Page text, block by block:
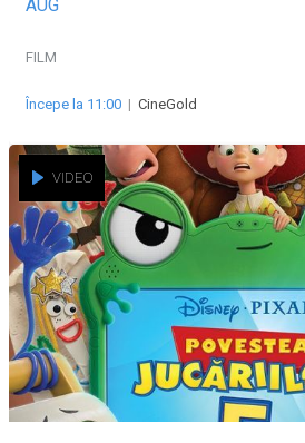
AUG
FILM
Începe la 11:00 | CineGold
VIDEO